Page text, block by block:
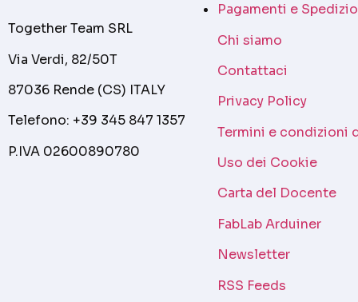
Together Team SRL
Via Verdi, 82/50T
87036 Rende (CS) ITALY
Telefono: +39 345 847 1357
P.IVA 02600890780
Pagamenti e
Chi siamo
Contattaci
Privacy Policy
Termini e condizioni
Uso dei Cookie
Carta del Docente
FabLab Arduiner
Newsletter
RSS Feeds